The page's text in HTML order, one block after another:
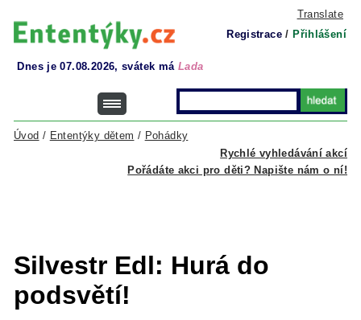
Translate
Registrace / Přihlášení
Dnes je 07.08.2026, svátek má Lada
Rychlé vyhledávání akcí
Úvod / Ententýky dětem / Pohádky
Pořádáte akci pro děti? Napište nám o ní!
Silvestr Edl: Hurá do
podsvětí!